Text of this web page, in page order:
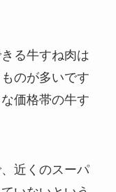
る牛すね肉は
のが多いです
価格帯の牛す
近くのスーパ